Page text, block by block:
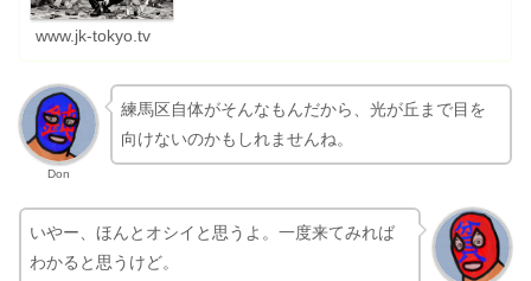
www.jk-tokyo.tv
Don
練馬区自体がそんなもんだから、光が丘まで目を
向けないのかもしれませんね。
いやー、ほんとオシイと思うよ。一度来てみれば
わかると思うけど。